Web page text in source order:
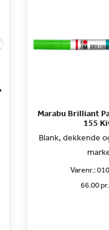
Marabu Brilliant
155
Blank, dekkende
Varenr.:
66.00